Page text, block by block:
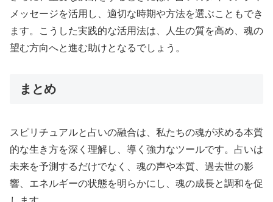
メッセージを活用し、適切な時期や方法を選ぶこともでき
ます。こうした実践的な活用法は、人生の質を高め、魂の
望む方向へと進む助けとなるでしょう。
まとめ
スピリチュアルと占いの融合は、私たちの魂が求める本質
的な生き方を深く理解し、導く強力なツールです。占いは
未来を予測するだけでなく、魂の声や本質、過去世の影
響、エネルギーの状態を明らかにし、魂の成長と調和を促